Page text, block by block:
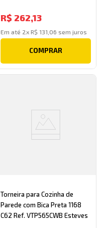
R$ 262,13
Em até 2x R$ 131 06 sem juros
COMPRAR
Torneira para Cozinha de
Parede com Bica Preta 1168
C62 Ref. VTP565CWB Esteves